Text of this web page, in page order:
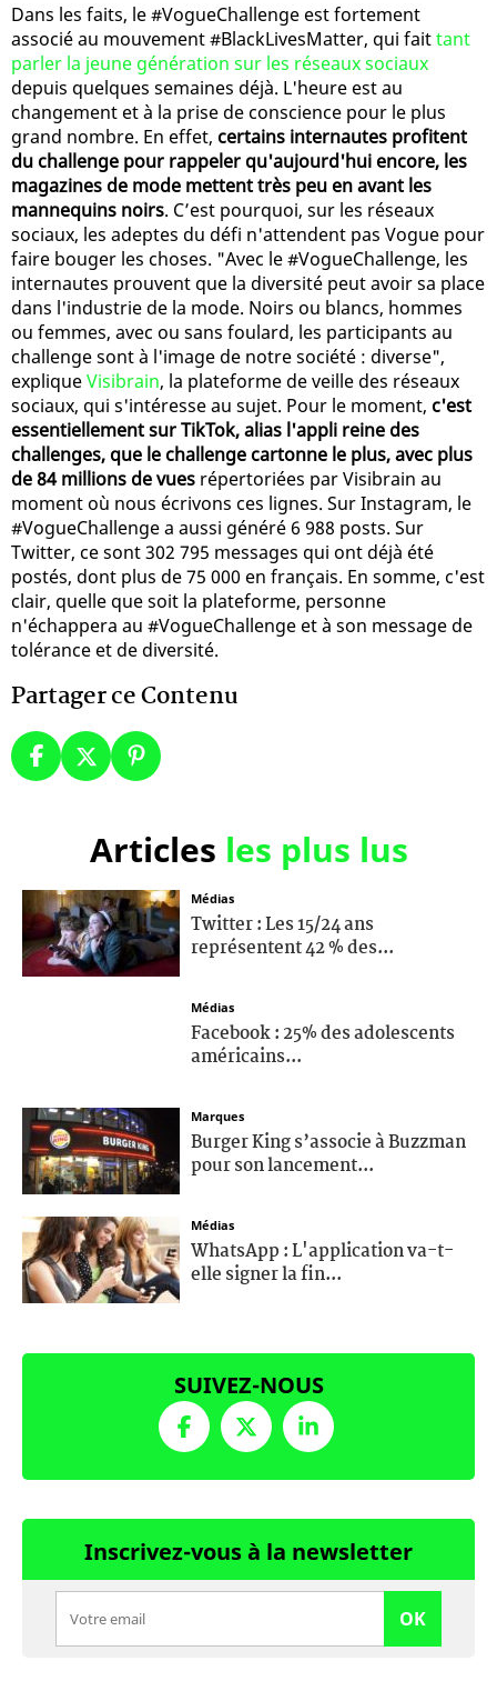
Dans les faits, le #VogueChallenge est fortement
associé au mouvement #BlackLivesMatter, qui faittant
parler la jeune génération sur les réseaux sociaux
depuis quelques semaines déjà. L'heure est au
changement et à la prise de conscience pour le plus
grand nombre. En effet, certains internautes profitent
du challenge pour rappeler qu'aujourd'hui encore, les
magazines de mode mettent très peu en avant les
mannequins noirs. C’est pourquoi, sur les réseaux
sociaux, les adeptes du défi n'attendent pas Vogue pour
faire bouger les choses. "Avec le #VogueChallenge, les
internautes prouvent que la diversité peut avoir sa place
dans l'industrie de la mode. Noirs ou blancs, hommes
ou femmes, avec ou sans foulard, les participants au
challenge sont à l'image de notre société : diverse",
expliqueVisibrain, la plateforme de veille des réseaux
sociaux, qui s'intéresse au sujet. Pour le moment, c'est
essentiellement sur TikTok, alias l'appli reine des
challenges, que le challenge cartonne le plus, avec plus
de 84 millions de vues répertoriées par Visibrain au
moment où nous écrivons ces lignes. Sur Instagram, le
#VogueChallenge a aussi généré 6 988 posts. Sur
Twitter, ce sont 302 795 messages qui ont déjà été
postés, dont plus de 75 000 en français. En somme, c'est
clair, quelle que soit la plateforme, personne
n'échappera au #VogueChallenge et à son message de
tolérance et de diversité.
Partager ce Contenu
Articles les plus lus
Médias
Twitter : Les 15/24 ans
représentent 42 % des...
Médias
Facebook : 25% des adolescents
américains...
Marques
Burger King s’associe à Buzzman
pour son lancement...
Médias
WhatsApp : L'application va-t-
elle signer la fin...
SUIVEZ-NOUS
Inscrivez-vous à la newsletter
OK